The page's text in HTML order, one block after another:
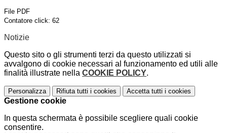
File PDF
Contatore click: 62
Notizie
Questo sito o gli strumenti terzi da questo utilizzati si
avvalgono di cookie necessari al funzionamento ed utili alle
finalità illustrate nella COOKIE POLICY.
Personalizza Rifiuta tutti i cookies Accetta tutti i cookies
Gestione cookie
In questa schermata è possibile scegliere quali cookie
consentire.